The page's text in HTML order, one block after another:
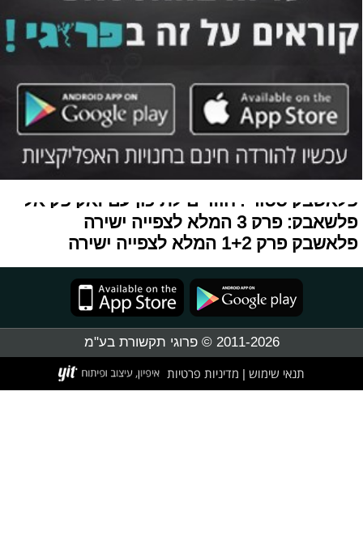
פלאשבק סטורי: חוזרים לתיכון עם זאק פקיאל
פלשאבק: פרק 3 המלא לצפייה ישירה
פלאשבק פרק 1+2 המלא לצפייה ישירה
2011-2026 © פרוגי תקשורת בע"מ
תנאי שימוש מדיניות פרטיות